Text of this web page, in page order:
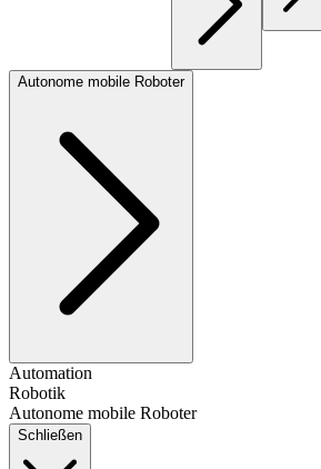
Autonome mobile Roboter
Automation
Robotik
Autonome mobile Roboter
Schließen